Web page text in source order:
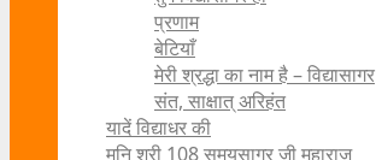
प्रणाम
बेटियाँ
मेरी श्रद्धा का नाम है – विद्यासागर
संत, साक्षात् अरिहंत
यादें विद्याधर की
मुनि श्री 108 समयसागर जी महाराज